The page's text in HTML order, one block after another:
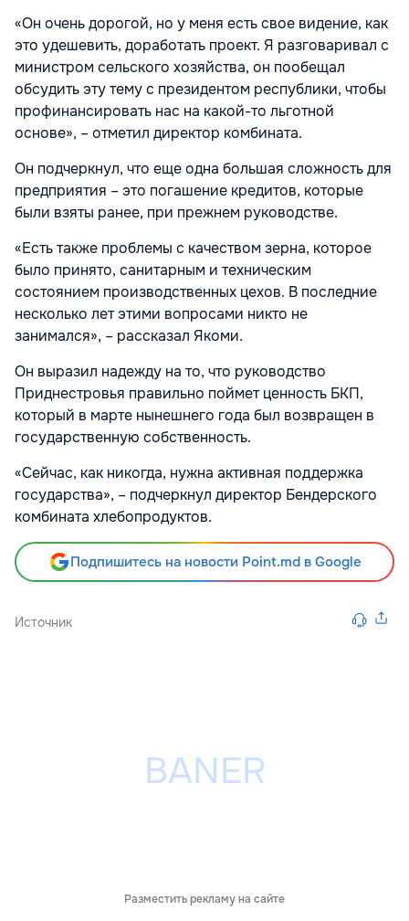
«Он очень дорогой, но у меня есть свое видение, как
это удешевить, доработать проект. Я разговаривал с
министром сельского хозяйства, он пообещал
обсудить эту тему с президентом республики, чтобы
профинансировать нас на какой-то льготной
основе», – отметил директор комбината.
Он подчеркнул, что еще одна большая сложность для
предприятия – это погашение кредитов, которые
были взяты ранее, при прежнем руководстве.
«Есть также проблемы с качеством зерна, которое
было принято, санитарным и техническим
состоянием производственных цехов. В последние
несколько лет этими вопросами никто не
занимался», – рассказал Якоми.
Он выразил надежду на то, что руководство
Приднестровья правильно поймет ценность БКП,
который в марте нынешнего года был возвращен в
государственную собственность.
«Сейчас, как никогда, нужна активная поддержка
государства», – подчеркнул директор Бендерского
комбината хлебопродуктов.
Подпишитесь на новости Point.md в Google
Источник
Разместить рекламу на сайте